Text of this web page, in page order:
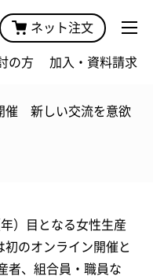
ネット注文
の方 加入・資料請求
催 新しい交流を意欲
）目となる女性生産
のオンライン開催と
者、組合員・職員な